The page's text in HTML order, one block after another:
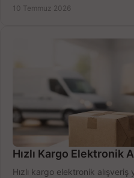
10 Temmuz 2026
Hızlı Kargo Elektronik
Hızlı kargo elektronik